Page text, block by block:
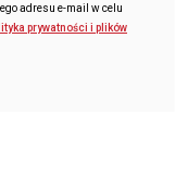
adresu e-mail w celu
prywatności i plików